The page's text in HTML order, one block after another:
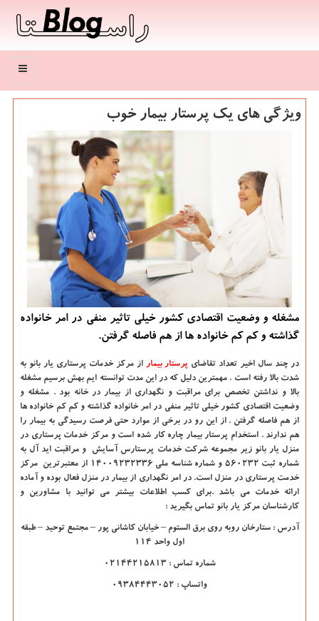
منو
ویژگی های یك پرستار بیمار خوب
مشغله و وضعیت اقتصادی كشور خیلی تاثیر منفی در امر خانواده
گذاشته و كم كم خانواده ها از هم فاصله گرفتن.
در چند سال اخیر تعداد تقاضای پرستار بیمار از مرکز خدمات پرستاری یار بانو به
شدت بالا رفته است . مهمترین دلیل که در این مدت توانسته ایم بهش برسیم مشغله
بالا و نداشتن تخصص برای مراقبت و نگهداری از بیمار در خانه بود . مشغله و
وضعیت اقتصادی کشور خیلی تاثیر منفی در امر خانواده گذاشته و کم کم خانواده ها
از هم فاصله گرفتن . از این رو در برخی از موارد حتی فرصت رسیدگی به بیمار را
هم ندارند . استخدام پرستار بیمار چاره کار شده است و مرکز خدمات پرستاری در
منزل یار بانو زیر مجموعه شرکت خدمات پرستارس آسایش و مراقبت اید آل به
شماره ثبت ۵۶۰۲۳۲ و شماره شناسه ملی ۱۴۰۰۹۲۳۲۳۳۶ از معتبرترین مرکز
خدمت پرستاری در منزل است. در امر نگهداری از بیمار در منزل فعال بوده و آماده
ارائه خدمات می باشد .برای کسب اطلاعات بیشتر می توانید با مشاورین و
کارشناسان مرکز یار بانو تماس بگیرید :
آدرس : ستارخان روبه روی برق الستوم – خیابان کاشانی پور – مجتمع توحید – طبقه
اول واحد ۱۱۴
شماره تماس : ۰۲۱۴۴۲۱۵۸۱۳
واتساپ : ۰۹۳۸۴۴۴۳۰۵۲